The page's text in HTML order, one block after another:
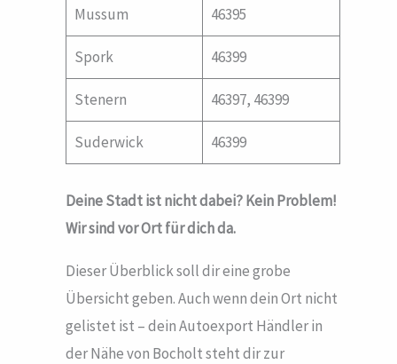
Mussum 46395
Spork 46399
Stenern 46397, 46399
Suderwick 46399
Deine Stadt ist nicht dabei? Kein Problem!
Wir sind vor Ort für dich da.
Dieser Überblick soll dir eine grobe
Übersicht geben. Auch wenn dein Ort nicht
gelistet ist – dein Autoexport Händler in
der Nähe von Bocholt steht dir zur